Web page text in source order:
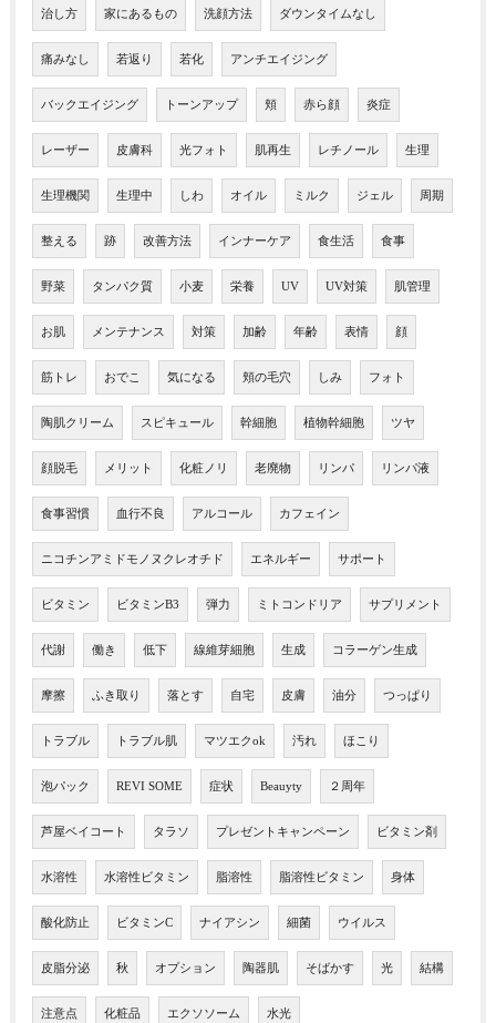
治し方 家にあるもの 洗顔方法 ダウンタイムなし
痛みなし 若返り 若化 アンチエイジング
バックエイジング トーンアップ 頬 赤ら顔 炎症
レーザー 皮膚科 光フォト 肌再生 レチノール 生理
生理機関 生理中 しわ オイル ミルク ジェル 周期
整える 跡 改善方法 インナーケア 食生活 食事
野菜 タンパク質 小麦 栄養 UV UV対策 肌管理
お肌 メンテナンス 対策 加齢 年齢 表情 顔
筋トレ おでこ 気になる 頬の毛穴 しみ フォト
陶肌クリーム スピキュール 幹細胞 植物幹細胞 ツヤ
顔脱毛 メリット 化粧ノリ 老廃物 リンパ リンパ液
食事習慣 血行不良 アルコール カフェイン
ニコチンアミドモノヌクレオチド エネルギー サポート
ビタミン ビタミンB3 弾力 ミトコンドリア サプリメント
代謝 働き 低下 線維芽細胞 生成 コラーゲン生成
摩擦 ふき取り 落とす 自宅 皮膚 油分 つっぱり
トラブル トラブル肌 マツエクok 汚れ ほこり
泡パック REVI SOME 症状 Beauyty ２周年
芦屋ベイコート タラソ プレゼントキャンペーン ビタミン剤
水溶性 水溶性ビタミン 脂溶性 脂溶性ビタミン 身体
酸化防止 ビタミンC ナイアシン 細菌 ウイルス
皮脂分泌 秋 オプション 陶器肌 そばかす 光 結構
注意点 化粧品 エクソソーム 水光